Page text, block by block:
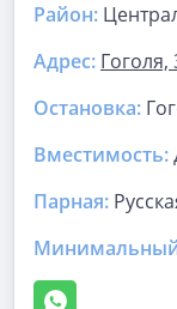
Район:
Адрес: Гоголя,
Остановка:
Вместимость:
Парная:
Минимальный